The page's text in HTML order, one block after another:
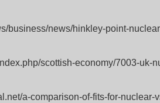
business/news/hinkley-point-
scottish-economy/7003-uk-
a-comparison-of-fits-for-nuclear-